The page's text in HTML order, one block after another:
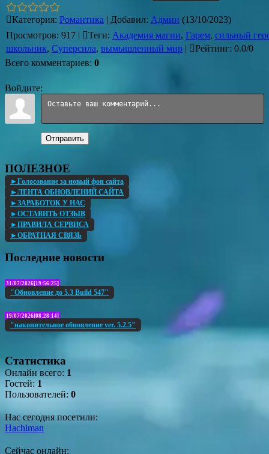
Категория: Романтика | Добавил: Админ (13/10/2023)
Просмотров: 917 | Теги: Академия магии, Гарем, сильный
школьник, Суперсила, вымышленный мир | Рейтинг: 0.0/0
Всего комментариев: 0
Войдите:
Отправить
ПОЛЕЗНОЕ
►Голосование за новый фон сайта
►ЛЕНТА ОБНОВЛЕНИЙ САЙТА
►ЗАРАБОТОК У НАС
►ОСТАВИТЬ ОТЗЫВ
►ПРАВИЛА СЕРВИСА
►ОБРАТНАЯ СВЯЗЬ
Последние новости
31/07/2026[19:56:25]
"Обновление до 5.3 Build 547"
19/07/2026[08:28:14]
"накопительное обновление ver. 5.2.5"
Статистика
Онлайн всего: 1
Гостей: 1
Пользователей: 0
Нас сегодня посетили:
Hachiman
Сейчас онлайн: